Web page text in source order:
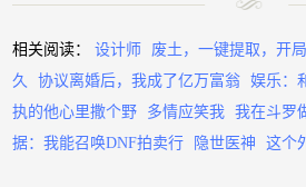
相关阅读：设计师 废土，一键提取，开
久
协议离婚后，我成了亿万富翁 娱乐：
执的他心里撒个野
多情应笑我 我在斗罗
据：我能召唤DNF拍卖行
隐世医神 这个